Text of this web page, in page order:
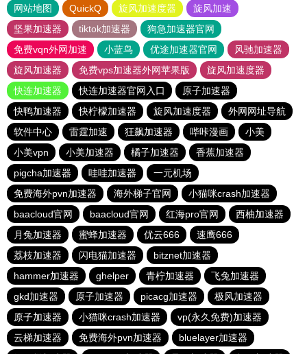
网站地图 QuickQ 旋风加速度器
旋风加速
坚果加速器
tiktok加速器
狗急加速器官网
免费vqn外网加速
小蓝鸟 优途加速器官网
风驰加速器
旋风加速器
免费vps加速器外网苹果版
旋风加速度器
快连加速器
快连加速器官网入口
原子加速器
快鸭加速器
快柠檬加速器 旋风加速度器
外网网址导航
软件中心
雷霆加速 狂飙加速器 哔咔漫画
小美
小美vpn
小美加速器 橘子加速器
香蕉加速器
pigcha加速器
哇哇加速器
一元机场
免费海外pvn加速器
海外梯子官网
小猫咪crash加速器
baacloud官网
baacloud官网 红海pro官网
西柚加速器
月兔加速器
蜜蜂加速器 优云666
速鹰666
荔枝加速器
闪电猫加速器
bitznet加速器
hammer加速器
ghelper 青柠加速器
飞兔加速器
gkd加速器
原子加速器 picacg加速器
极风加速器
原子加速器
小猫咪crash加速器
vp(永久免费)加速器
云梯加速器
免费海外pvn加速器
bluelayer加速器